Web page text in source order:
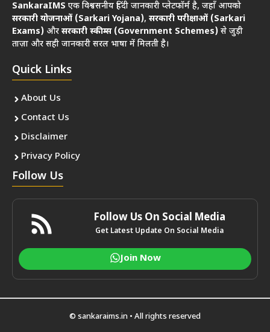
SankaraIMS एक विश्वसनीय हिंदी जानकारी प्लेटफॉर्म है, जहाँ आपको
सरकारी योजनाओं (Sarkari Yojana), सरकारी परीक्षाओं (Sarkari
Exams) और सरकारी स्कीम्स (Government Schemes) से जुड़ी
ताज़ा और सही जानकारी सरल भाषा में मिलती है।
Quick Links
About Us
Contact Us
Disclaimer
Privacy Policy
Follow Us
Follow Us On Social Media
Get Latest Update On Social Media
Join Now
© sankaraims.in • All rights reserved